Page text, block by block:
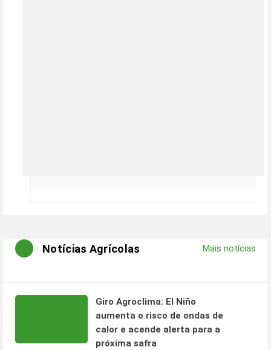
Notícias Agrícolas Mais notícias
Giro Agroclima: El Niño
aumenta o risco de ondas de
calor e acende alerta para a
próxima safra